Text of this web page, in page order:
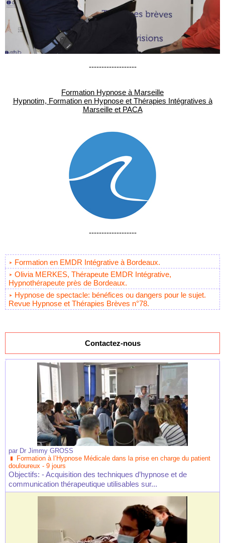
-------------------
Formation Hypnose à Marseille
Hypnotim, Formation en Hypnose et Thérapies Intégratives à
Marseille et PACA
-------------------
Formation en EMDR Intégrative à Bordeaux.
Olivia MERKES, Thérapeute EMDR Intégrative,
Hypnothérapeute près de Bordeaux.
Hypnose de spectacle: bénéfices ou dangers pour le sujet.
Revue Hypnose et Thérapies Brèves n°78.
Contactez-nous
par Dr Jimmy GROSS
Formation à l’Hypnose Médicale dans la prise en charge du patient
douloureux - 9 jours
Objectifs: - Acquisition des techniques d’hypnose et de
communication thérapeutique utilisables sur...